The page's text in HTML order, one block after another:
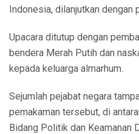
Indonesia, dilanjutkan dengan
Upacara ditutup dengan
bendera Merah Putih dan
kepada keluarga almarhum.
Sejumlah pejabat negara
pemakaman tersebut, di
Bidang Politik dan Keamanan